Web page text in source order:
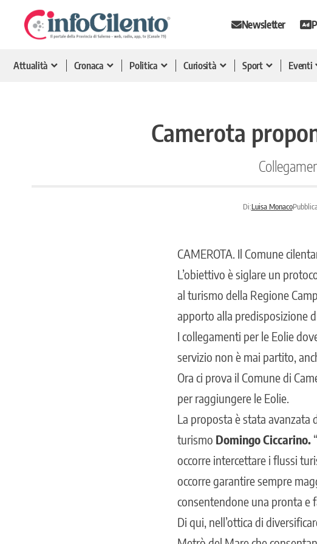
Newsletter
Attualità Cronaca Politica Curiosità Sport Eventi
Camerota
Di:Luisa Monaco
CAMEROTA . Il Comune
L’obiettivo è siglare un
al turismo della Regione
apporto alla predisposizione
I collegamenti per le Eolie
servizio non è mai partito,
Ora ci prova il Comune di
per raggiungere le Eolie.
La proposta è stata avanzata
turismo Domingo Ciccarino.
occorre intercettare i flussi
occorre garantire sempre
consentendone una pronta e
Di qui, nell’ottica di